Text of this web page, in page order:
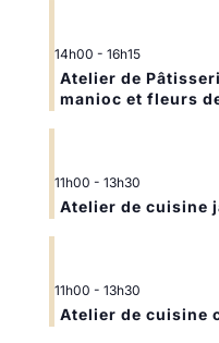
14h00 - 16h15
Atelier de
manioc et fleurs
11h00 - 13h30
Atelier de cuisine
11h00 - 13h30
Atelier de cuisine